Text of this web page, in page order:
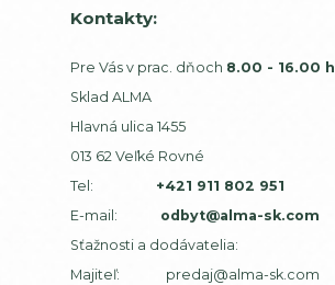
Kontakty:
Pre Vás v prac. dňoch 8.00 - 16.00 h
Sklad ALMA
Hlavná ulica 1455
013 62 Veľké Rovné
Tel:
+421 911 802 951
E-mail: odbyt@alma-sk.com
Sťažnosti a dodávatelia:
Majiteľ: predaj@alma-sk.com